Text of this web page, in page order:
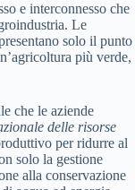
e interconnesso che
Le
solo il punto
più verde,
che le aziende
delle risorse
per ridurre al
solo la gestione
alla conservazione